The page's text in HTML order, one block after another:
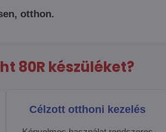
otthon.
80R készüléket?
Célzott otthoni kezelés